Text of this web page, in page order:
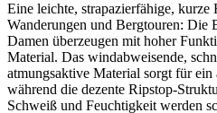
Eine leichte, strapazierfähige, kurze
Wanderungen und Bergtouren: Die
Damen überzeugen mit hoher
Material. Das windabweisende,
atmungsaktive Material sorgt für ein
während die dezente Ripstop-
Schweiß und Feuchtigkeit werden